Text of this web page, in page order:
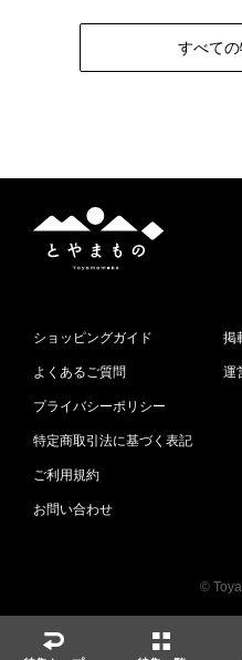
すべて
と
や
の
ショッピングガイド
よくあるご質問
プライバシーポリシー
特定商取引法に基づく表記
ご利用規約
お問い合わせ
掲
運
©